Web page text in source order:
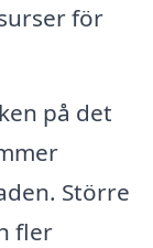
för
på det
Större
fler